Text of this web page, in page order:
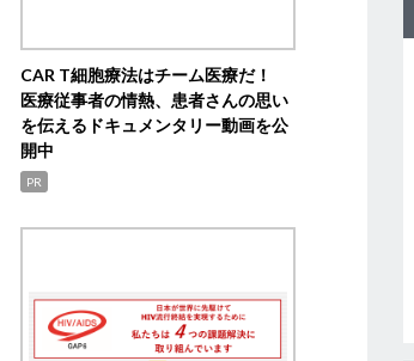
CAR T細胞療法はチーム医療だ！
医療従事者の情熱、患者さんの思い
を伝えるドキュメンタリー動画を公
開中
PR